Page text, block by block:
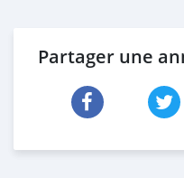
Partager une